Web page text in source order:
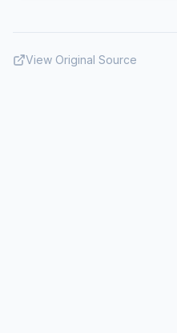
View Original Source